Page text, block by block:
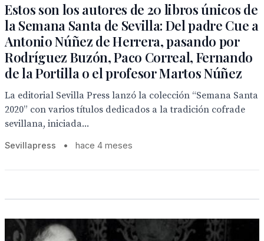
Estos son los autores de 20 libros únicos de
la Semana Santa de Sevilla: Del padre Cue a
Antonio Núñez de Herrera, pasando por
Rodríguez Buzón, Paco Correal, Fernando
de la Portilla o el profesor Martos Núñez
La editorial Sevilla Press lanzó la colección “Semana Santa
2020” con varios títulos dedicados a la tradición cofrade
sevillana, iniciada...
Sevillapress • hace 4 meses